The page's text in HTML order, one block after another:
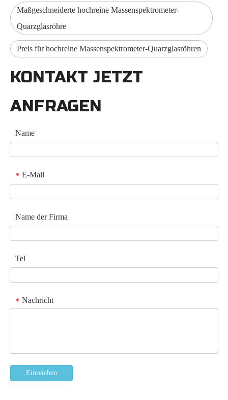
Maßgeschneiderte hochreine Massenspektrometer-
Quarzglasröhre
Preis für hochreine Massenspektrometer-Quarzglasröhren
KONTAKT JETZT
ANFRAGEN
Name
* E-Mail
Name der Firma
Tel
* Nachricht
Einreichen